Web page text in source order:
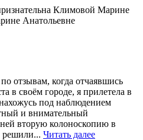
Климовой Марине
Анатольевне
отзывам, когда отчаявшись
в своём городе, я прилетела в
под наблюдением
и внимательный
вторую колоноскопию в
Читать далее